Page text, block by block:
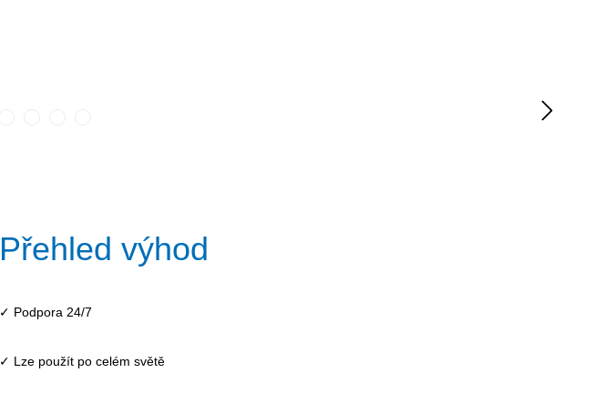
Přehled výhod
✓ Podpora 24/7
✓ Lze použít po celém světě